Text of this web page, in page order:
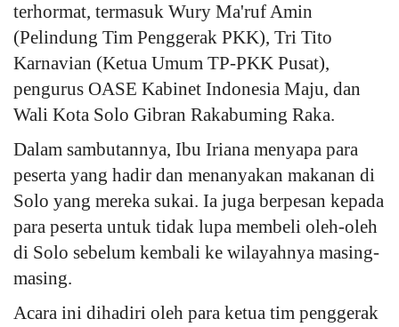
terhormat, termasuk Wury Ma'ruf Amin
(Pelindung Tim Penggerak PKK), Tri Tito
Karnavian (Ketua Umum TP-PKK Pusat),
pengurus OASE Kabinet Indonesia Maju, dan
Wali Kota Solo Gibran Rakabuming Raka.
Dalam sambutannya, Ibu Iriana menyapa para
peserta yang hadir dan menanyakan makanan di
Solo yang mereka sukai. Ia juga berpesan kepada
para peserta untuk tidak lupa membeli oleh-oleh
di Solo sebelum kembali ke wilayahnya masing-
masing.
Acara ini dihadiri oleh para ketua tim penggerak